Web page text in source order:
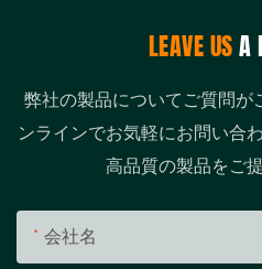
LEAVE USA
弊社の製品についてご質問が
ンラインでお気軽にお問い合
高品質の製品をご
会社名